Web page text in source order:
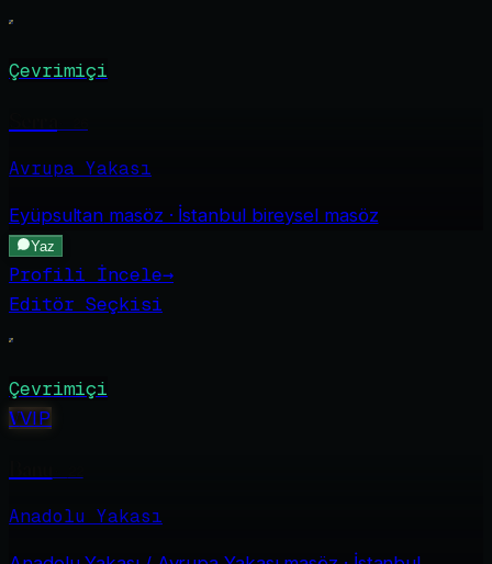
Çevrimiçi
Avrupa Yakası
Eyüpsultan masöz · İstanbul bireysel masöz
Yaz
Profili İncele→
Editör Seçkisi
Çevrimiçi
VVIP
Anadolu Yakası